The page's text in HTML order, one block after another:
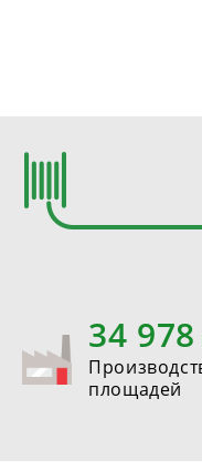
35 000
площадей